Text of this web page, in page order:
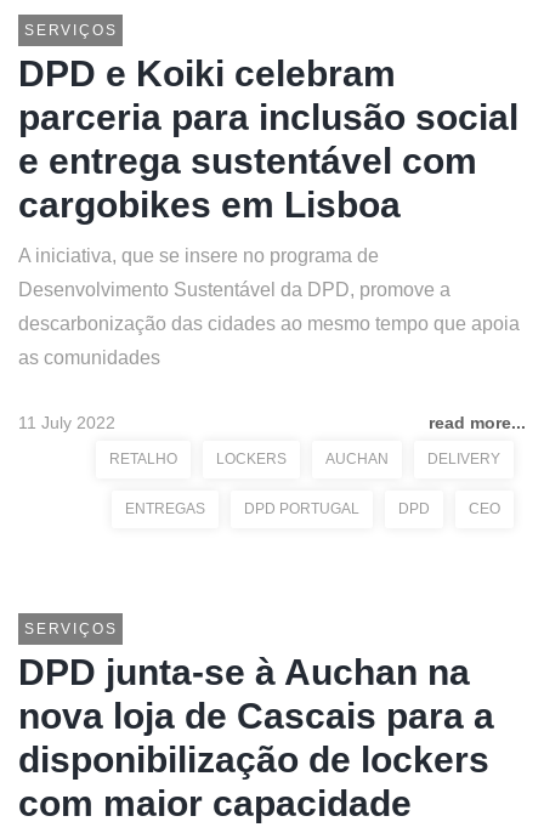
SERVIÇOS
DPD e Koiki celebram
parceria para inclusão social
e entrega sustentável com
cargobikes em Lisboa
A iniciativa, que se insere no programa de
Desenvolvimento Sustentável da DPD, promove a
descarbonização das cidades ao mesmo tempo que apoia
as comunidades
11 July 2022 read more...
RETALHO LOCKERS AUCHAN DELIVERY
ENTREGAS DPD PORTUGAL DPD CEO
SERVIÇOS
DPD junta-se à Auchan na
nova loja de Cascais para a
disponibilização de lockers
com maior capacidade